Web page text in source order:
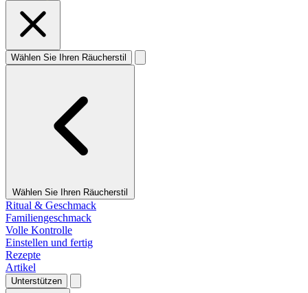
Wählen Sie Ihren Räucherstil
Wählen Sie Ihren Räucherstil
Ritual & Geschmack
Familiengeschmack
Volle Kontrolle
Einstellen und fertig
Rezepte
Artikel
Unterstützen